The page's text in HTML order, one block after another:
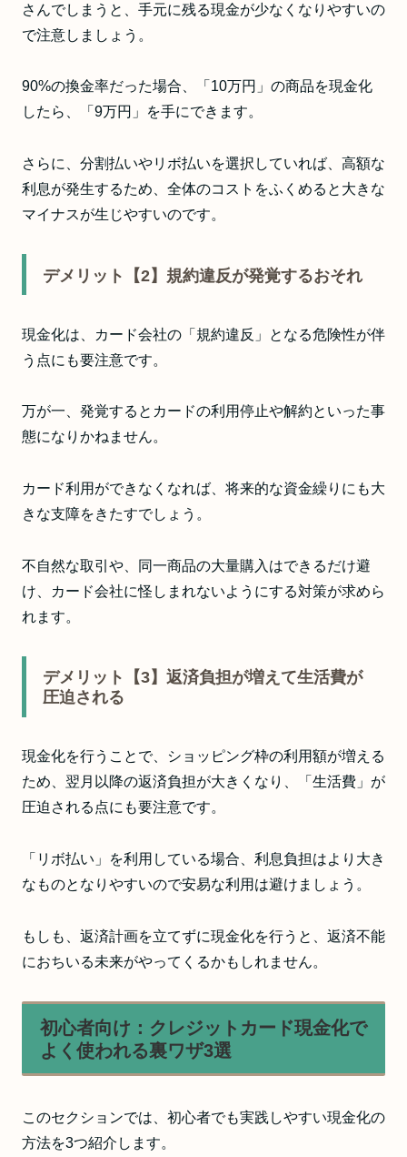
さんでしまうと、手元に残る現金が少なくなりやすいの
で注意しましょう。
90%の換金率だった場合、「10万円」の商品を現金化
したら、「9万円」を手にできます。
さらに、分割払いやリボ払いを選択していれば、高額な
利息が発生するため、全体のコストをふくめると大きな
マイナスが生じやすいのです。
デメリット【2】規約違反が発覚するおそれ
現金化は、カード会社の「規約違反」となる危険性が伴
う点にも要注意です。
万が一、発覚するとカードの利用停止や解約といった事
態になりかねません。
カード利用ができなくなれば、将来的な資金繰りにも大
きな支障をきたすでしょう。
不自然な取引や、同一商品の大量購入はできるだけ避
け、カード会社に怪しまれないようにする対策が求めら
れます。
デメリット【3】返済負担が増えて生活費が
圧迫される
現金化を行うことで、ショッピング枠の利用額が増える
ため、翌月以降の返済負担が大きくなり、「生活費」が
圧迫される点にも要注意です。
「リボ払い」を利用している場合、利息負担はより大き
なものとなりやすいので安易な利用は避けましょう。
もしも、返済計画を立てずに現金化を行うと、返済不能
におちいる未来がやってくるかもしれません。
初心者向け：クレジットカード現金化で
よく使われる裏ワザ3選
このセクションでは、初心者でも実践しやすい現金化の
方法を3つ紹介します。